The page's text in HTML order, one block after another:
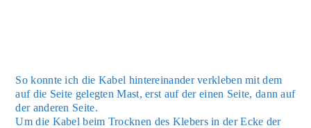
So konn­te ich die Kabel hin­ter­ein­an­der ver­kle­ben mit dem
auf die Sei­te geleg­ten Mast, erst auf der einen Sei­te, dann auf
der ande­ren Sei­te.
Um die Kabel beim Trock­nen des Kle­bers in der Ecke der